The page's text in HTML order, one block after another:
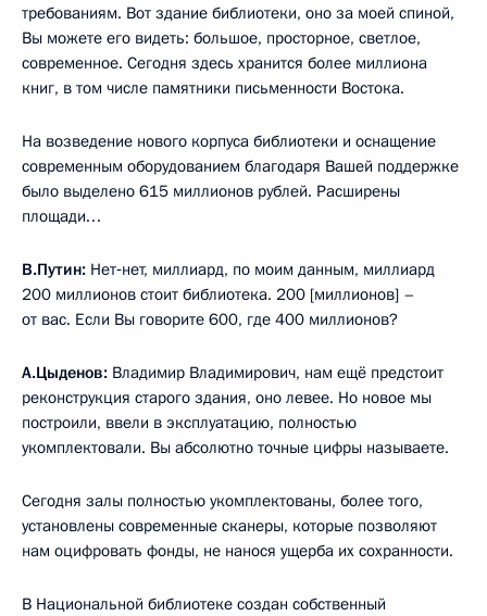
требованиям. Вот здание библиотеки, оно за моей спиной,
Вы можете его видеть: большое, просторное, светлое,
современное. Сегодня здесь хранится более миллиона
книг, в том числе памятники письменности Востока.
На возведение нового корпуса библиотеки и оснащение
современным оборудованием благодаря Вашей поддержке
было выделено 615 миллионов рублей. Расширены
площади…
В.Путин: Нет‑нет, миллиард, по моим данным, миллиард
200 миллионов стоит библиотека. 200 [миллионов] –
от вас. Если Вы говорите 600, где 400 миллионов?
А.Цыденов: Владимир Владимирович, нам ещё предстоит
реконструкция старого здания, оно левее. Но новое мы
построили, ввели в эксплуатацию, полностью
укомплектовали. Вы абсолютно точные цифры называете.
Сегодня залы полностью укомплектованы, более того,
установлены современные сканеры, которые позволяют
нам оцифровать фонды, не нанося ущерба их сохранности.
В Национальной библиотеке создан собственный